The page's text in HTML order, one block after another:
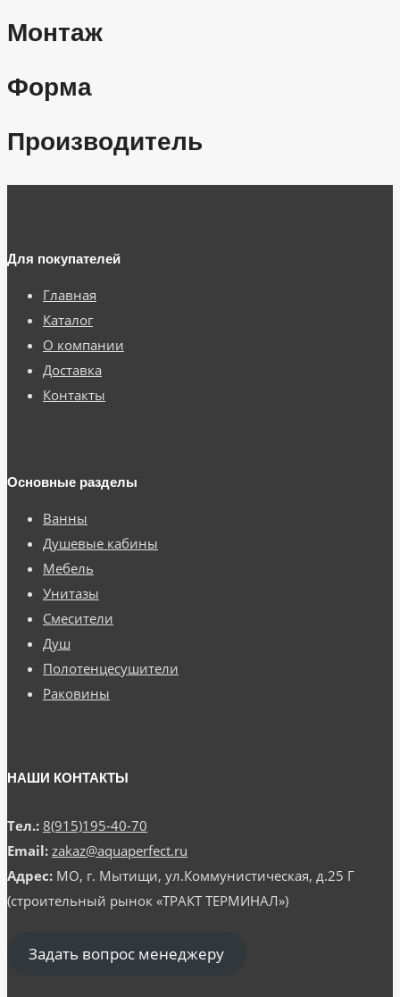
Монтаж
Форма
Производитель
Для покупателей
Главная
Каталог
О компании
Доставка
Контакты
Основные разделы
Ванны
Душевые кабины
Мебель
Унитазы
Смесители
Душ
Полотенцесушители
Раковины
НАШИ КОНТАКТЫ
Тел.: 8(915)195-40-70
Email: zakaz@aquaperfect.ru
Адрес: МО, г. Мытищи, ул.Коммунистическая, д.25 Г
(строительный рынок «ТРАКТ ТЕРМИНАЛ»)
Задать вопрос менеджеру